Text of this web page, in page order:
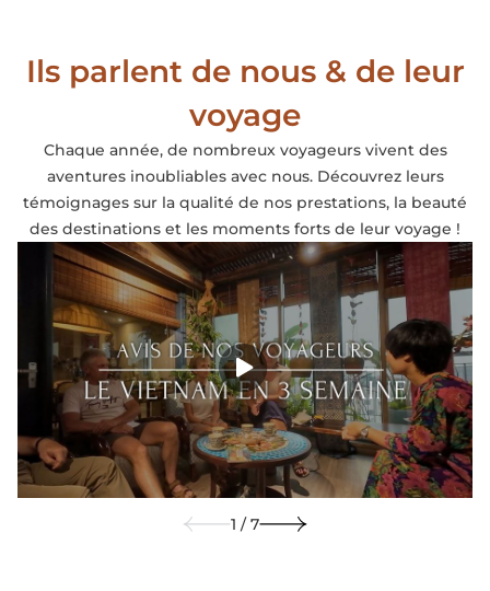
Ils parlent de nous & de leur
voyage
Chaque année, de nombreux voyageurs vivent des
aventures inoubliables avec nous. Découvrez leurs
témoignages sur la qualité de nos prestations, la beauté
des destinations et les moments forts de leur voyage !
1 / 7